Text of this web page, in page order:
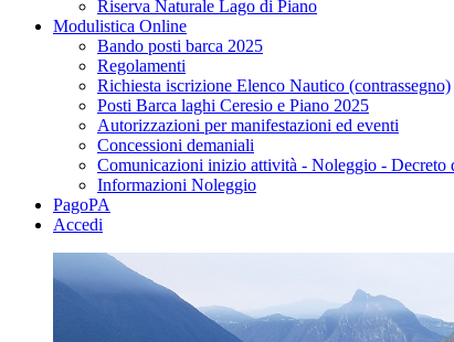
Riserva Naturale Lago di Piano
Modulistica Online
Bando posti barca 2025
Regolamenti
Richiesta iscrizione Elenco Nautico (contrassegno)
Posti Barca laghi Ceresio e Piano 2025
Autorizzazioni per manifestazioni ed eventi
Concessioni demaniali
Comunicazioni inizio attività - Noleggio - Decreto
Informazioni Noleggio
PagoPA
Accedi